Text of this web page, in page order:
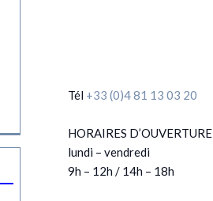
Tél +33 (0)4 81 13 03 20
HORAIRES D’OUVERTURE
lundi – vendredi
9h – 12h / 14h – 18h